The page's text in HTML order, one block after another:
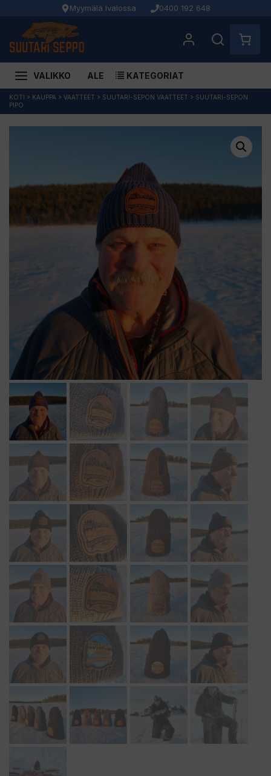
Myymälä Ivalossa 0400 192 648
VALIKKO ALE KATEGORIAT
Siirry
sisältöön
KOTI > KAUPPA > VAATTEET > SUUTARI-SEPON VAATTEET > SUUTARI-SEPON
PIPO